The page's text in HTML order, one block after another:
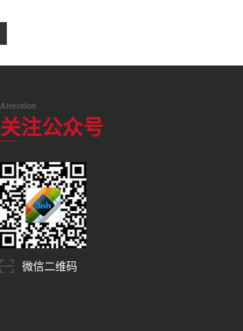
Attention
关注公众号
微信二维码